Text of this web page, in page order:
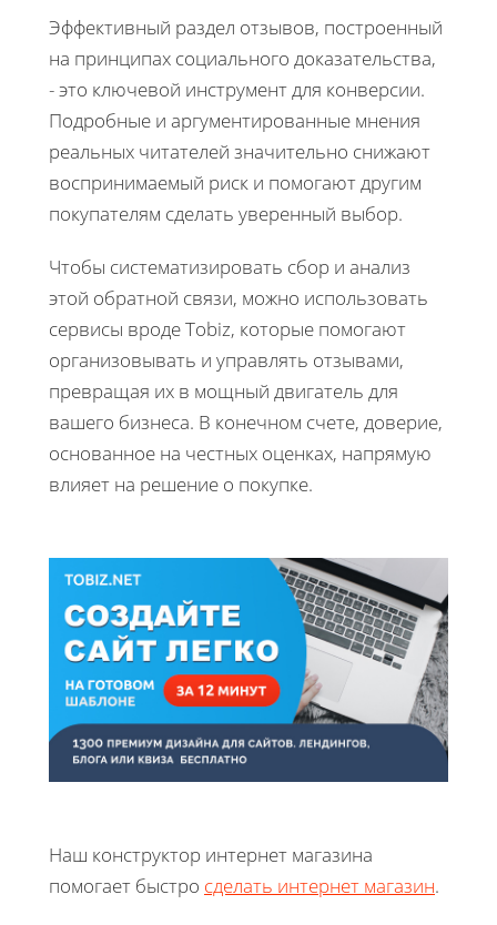
Эффективный раздел отзывов, построенный
на принципах социального доказательства,
- это ключевой инструмент для конверсии.
Подробные и аргументированные мнения
реальных читателей значительно снижают
воспринимаемый риск и помогают другим
покупателям сделать уверенный выбор.
Чтобы систематизировать сбор и анализ
этой обратной связи, можно использовать
сервисы вроде Tobiz, которые помогают
организовывать и управлять отзывами,
превращая их в мощный двигатель для
вашего бизнеса. В конечном счете, доверие,
основанное на честных оценках, напрямую
влияет на решение о покупке.
Наш конструктор интернет магазина
помогает быстро сделать интернет магазин.